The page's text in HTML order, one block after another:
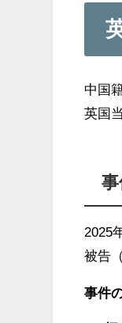
中国
英国
2025
被告
事件